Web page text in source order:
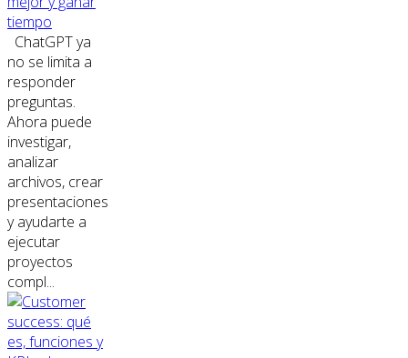
tiempo
ChatGPT ya
no se limita a
responder
preguntas.
Ahora puede
investigar,
analizar
archivos, crear
presentaciones
y ayudarte a
ejecutar
proyectos
compl...